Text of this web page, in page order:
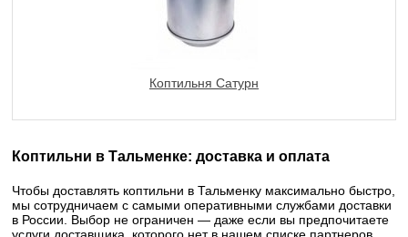
Коптильня Сатурн
Коптильни в Тальменке: доставка и оплата
Чтобы доставлять коптильни в Тальменку максимально быстро,
мы сотрудничаем с самыми оперативными службами доставки
в России. Выбор не ограничен — даже если вы предпочитаете
услуги доставщика, которого нет в нашем списке партнеров,